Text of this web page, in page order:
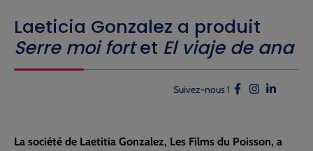
Laeticia Gonzalez a produit
Serre moi fortet El viaje de ana
Suivez-nous !
La société de Laetitia Gonzalez, Les Films du Poisson, a